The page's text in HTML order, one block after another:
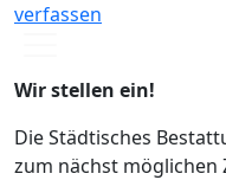
verfassen
Wir stellen ein!
Die Städtisches
zum nächst möglichen